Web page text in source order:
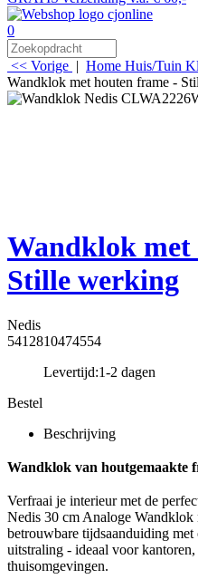
0
<< Vorige | Home Huis/Tuin
Wandklok met houten frame -
Wandklok
Stille werking
Nedis
5412810474554
Levertijd:1-2 dagen
Bestel
Beschrijving
Wandklok van houtgemaakte
Verfraai je interieur met de
Nedis 30 cm Analoge Wandklok
betrouwbare tijdsaanduiding
uitstraling - ideaal voor
thuisomgevingen.